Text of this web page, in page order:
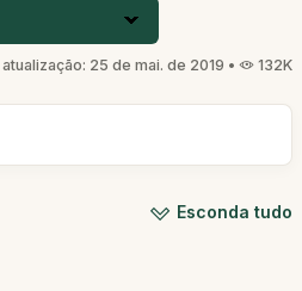
25 de mai. de 2019 • 132K
Esconda tudo